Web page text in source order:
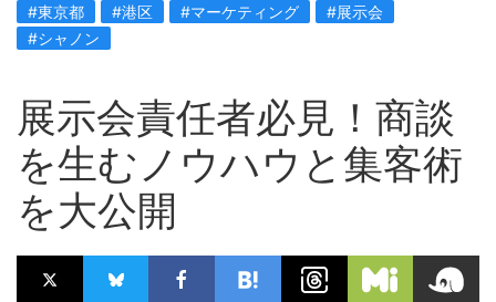
#東京都 #港区 #マーケティング
#展示会
#シャノン
展示会責任者必見！商談
を生むノウハウと集客術
を大公開